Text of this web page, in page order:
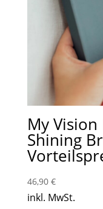
My
Shining
46,90 €
inkl. MwSt.